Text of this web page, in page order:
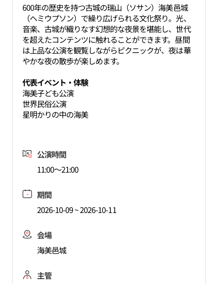
600年の歴史を持つ古城の瑞山（ソサン）海美邑城
（ヘミウプソン）で繰り広げられる文化祭り。光、
音楽、古城が織りなす幻想的な夜景を堪能し、世代
を超えたコンテンツに触れることができます。昼間
は上品な公演を観覧しながらピクニックが、夜は華
やかな夜の散歩が楽しめます。
代表イベント・体験
海美子ども公演
世界民俗公演
星明かりの中の海美
公演時間
11:00～21:00
期間
2026-10-09 ~ 2026-10-11
会場
海美邑城
主管